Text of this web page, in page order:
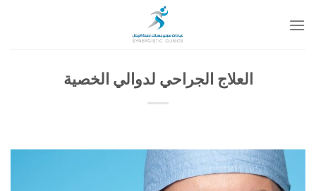
للمحتوى
العلاج الجراحي لدوالي الخصية